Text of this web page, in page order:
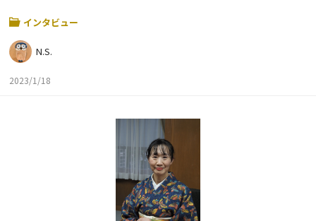
インタビュー
N.S.
2023/1/18